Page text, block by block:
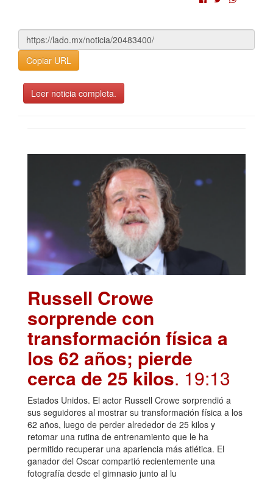
Copiar URL
Leer noticia completa.
Russell Crowe
sorprende con
transformación física a
los 62 años; pierde
cerca de 25 kilos. 19:13
Estados Unidos. El actor Russell Crowe sorprendió a
sus seguidores al mostrar su transformación física a los
62 años, luego de perder alrededor de 25 kilos y
retomar una rutina de entrenamiento que le ha
permitido recuperar una apariencia más atlética. El
ganador del Oscar compartió recientemente una
fotografía desde el gimnasio junto al lu